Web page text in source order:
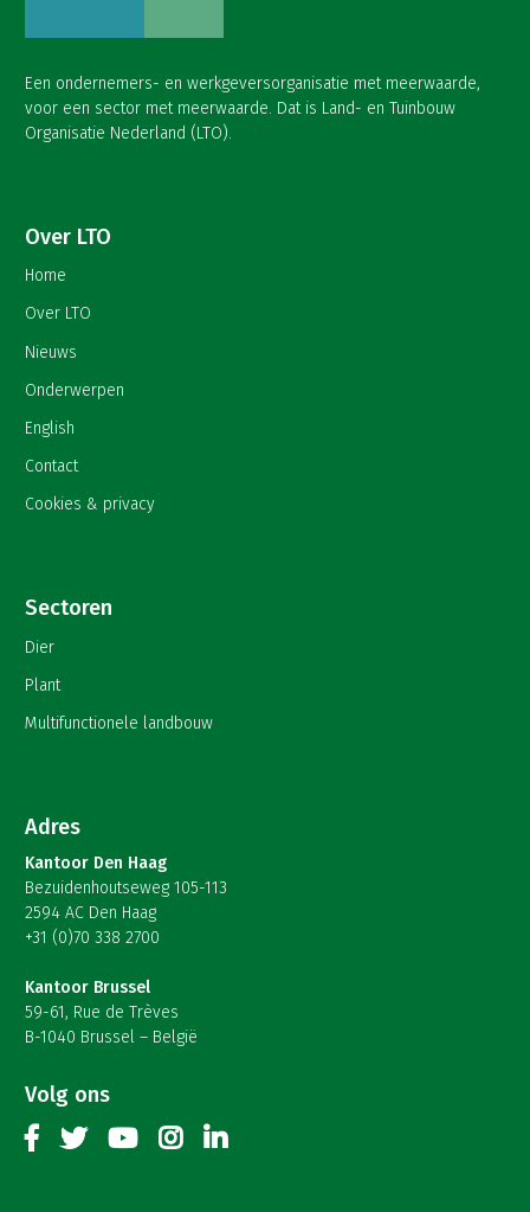
Een ondernemers- en werkgeversorganisatie met meerwaarde,
voor een sector met meerwaarde. Dat is Land- en Tuinbouw
Organisatie Nederland (LTO).
Over LTO
Home
Over LTO
Nieuws
Onderwerpen
English
Contact
Cookies & privacy
Sectoren
Dier
Plant
Multifunctionele landbouw
Adres
Kantoor Den Haag
Bezuidenhoutseweg 105-113
2594 AC Den Haag
+31 (0)70 338 2700
Kantoor Brussel
59-61, Rue de Trèves
B-1040 Brussel – België
Volg ons